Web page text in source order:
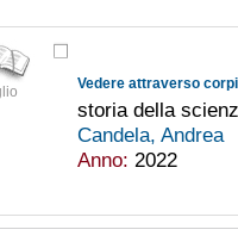
Vedere attraverso
storia della
Candela, Andrea
Anno: 2022